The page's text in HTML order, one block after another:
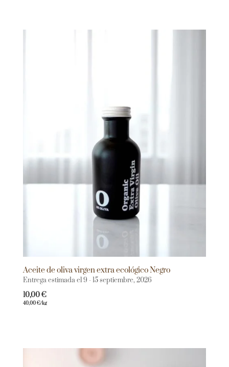
Aceite de oliva virgen extra ecológico Negro
Entrega estimada el 9 - 15 septiembre, 2026
10,00€
40,00€/kg